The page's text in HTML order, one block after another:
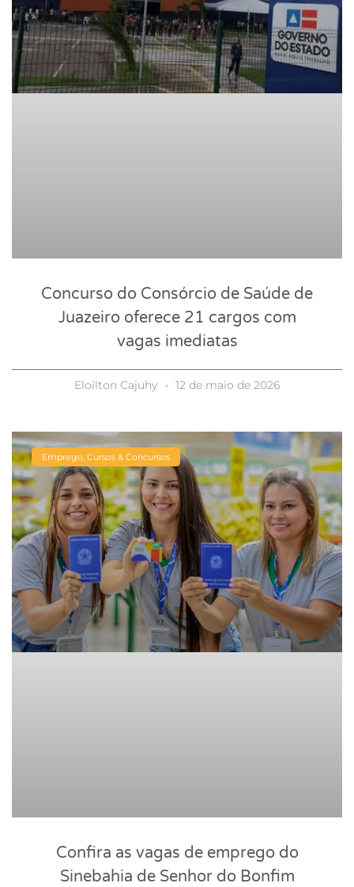
Concurso do Consórcio de Saúde de
Juazeiro oferece 21 cargos com
vagas imediatas
Eloilton Cajuhy 12 de maio de 2026
Emprego, Cursos & Concursos
Confira as vagas de emprego do
Sinebahia de Senhor do Bonfim